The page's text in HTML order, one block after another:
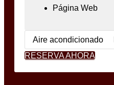
Página Web
Aire acondicionado
RESERVA AHORA